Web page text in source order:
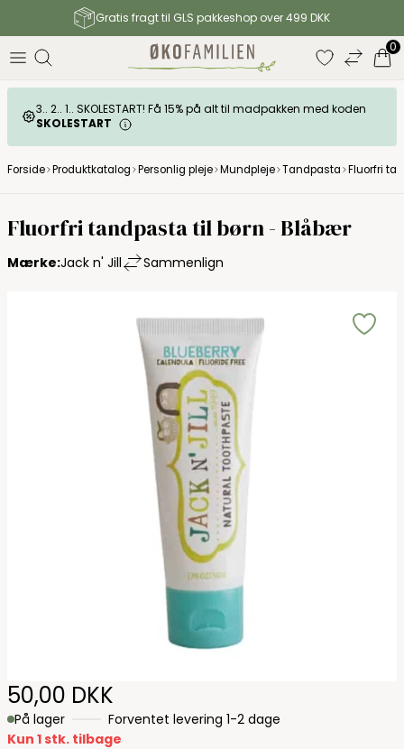
Gratis fragt til GLS pakkeshop over 499 DKK
0
3.. 2.. 1.. SKOLESTART! Få 15% på alt til madpakken med koden
SKOLESTART
Forside Produktkatalog Personlig pleje Mundpleje Tandpasta Fluorfri
Fluorfri tandpasta til børn - Blåbær
Mærke:Jack n' Jill Sammenlign
50,00 DKK
På lager
Forventet levering 1-2 dage
Kun 1 stk. tilbage